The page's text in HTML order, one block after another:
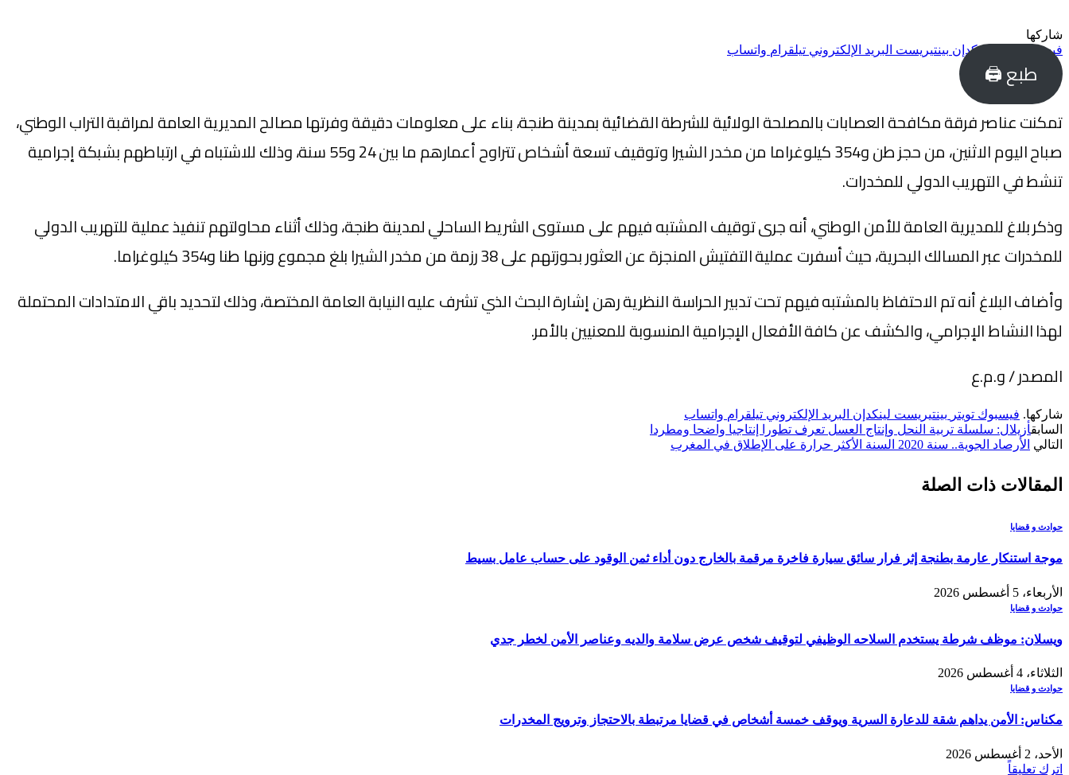
شاركها
فيسبوك
لينكدإن بينتيريست البريد الإلكتروني تيلقرام واتساب
طبع 🖨
تمكنت عناصر فرقة مكافحة العصابات بالمصلحة الولائية للشرطة القضائية بمدينة طنجة، بناء على معلومات دقيقة وفرتها مصالح المديرية العامة لمراقبة التراب الوطني،
صباح اليوم الاثنين، من حجز طن و354 كيلوغراما من مخدر الشيرا وتوقيف تسعة أشخاص تتراوح أعمارهم ما بين 24 و55 سنة، وذلك للاشتباه في ارتباطهم بشبكة إجرامية
تنشط في التهريب الدولي للمخدرات.
وذكر بلاغ للمديرية العامة للأمن الوطني، أنه جرى توقيف المشتبه فيهم على مستوى الشريط الساحلي لمدينة طنجة، وذلك أثناء محاولتهم تنفيذ عملية للتهريب الدولي
للمخدرات عبر المسالك البحرية، حيث أسفرت عملية التفتيش المنجزة عن العثور بحوزتهم على 38 رزمة من مخدر الشيرا بلغ مجموع وزنها طنا و354 كيلوغراما.
وأضاف البلاغ أنه تم الاحتفاظ بالمشتبه فيهم تحت تدبير الحراسة النظرية رهن إشارة البحث الذي تشرف عليه النيابة العامة المختصة، وذلك لتحديد باقي الامتدادات المحتملة
لهذا النشاط الإجرامي، والكشف عن كافة الأفعال الإجرامية المنسوبة للمعنيين بالأمر.
المصدر / و.م.ع
شاركها. فيسبوك تويتر بينتيريست لينكدإن البريد الإلكتروني تيلقرام واتساب
السابقأزيلال: سلسلة تربية النحل وإنتاج العسل تعرف تطورا إنتاجيا واضحا ومطردا
التالي الأرصاد الجوية.. سنة 2020 السنة الأكثر حرارة على الإطلاق في المغرب
المقالات ذات الصلة
حوادث و قضايا
موجة استنكار عارمة بطنجة إثر فرار سائق سيارة فاخرة مرقمة بالخارج دون أداء ثمن الوقود على حساب عامل بسيط
الأربعاء، 5 أغسطس 2026
حوادث و قضايا
ويسلان: موظف شرطة يستخدم السلاحه الوظيفي لتوقيف شخص عرض سلامة والديه وعناصر الأمن لخطر جدي
الثلاثاء، 4 أغسطس 2026
حوادث و قضايا
مكناس: الأمن يداهم شقة للدعارة السرية ويوقف خمسة أشخاص في قضايا مرتبطة بالاحتجاز وترويج المخدرات
الأحد، 2 أغسطس 2026
اترك تعليقاً